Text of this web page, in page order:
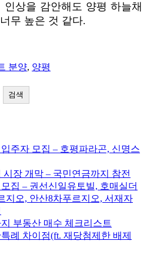
상을 감안해도 양평 하늘채
무 높은 것 같다.
분양, 양평
검색
주자 모집 – 호평파라곤, 신명스
장 개막 – 국민연금까지 참전
집 – 권선신일유토빌, 호매실더
지오, 안산8차푸르지오, 서재자
부동산 매수 체크리스트
례 차이점(ft. 재당첨제한 배제